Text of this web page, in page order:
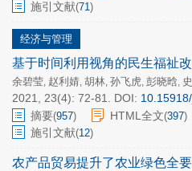
施引文献(71)
经济与管理
基于时间利用视角的民生福祉
余碧莹, 赵利婧, 胡林, 孙飞虎, 彭晓晗,
2021, 23(4): 72-81. DOI:
摘要(957) HTML全文(397)
施引文献(12)
农产品贸易提升了农业绿色全